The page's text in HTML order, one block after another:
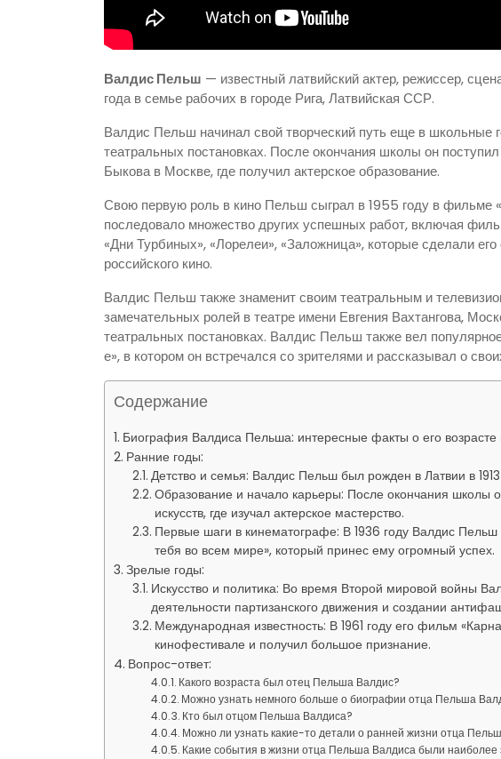
Валдис Пельш — известный латвийский актер, режиссер,
года в семье рабочих в городе Рига, Латвийская ССР.
Валдис Пельш начинал свой творческий путь еще в школьные
театральных постановках. После окончания школы он
Быкова в Москве, где получил актерское образование.
Свою первую роль в кино Пельш сыграл в 1955 году в
последовало множество других успешных работ, включая
«Дни Турбиных», «Лорелеи», «Заложница», которые сделали
российского кино.
Валдис Пельш также знаменит своим театральным и
замечательных ролей в театре имени Евгения Вахтангова,
театральных постановках. Валдис Пельш также вел
е», в котором он встречался со зрителями и рассказывал о
Содержание
Биография Валдиса Пельша: интересные факты о его возрасте
Ранние годы:
Детство и семья: Валдис Пельш был рожден в Латвии в
Образование и начало карьеры: После окончания школы
искусств, где изучал актерское мастерство.
Первые шаги в кинематографе: В 1936 году Валдис
тебя во всем мире», который принес ему огромный успех.
Зрелые годы:
Искусство и политика: Во время Второй мировой войны
деятельности партизанского движения и создании
Международная известность: В 1961 году его фильм
кинофестивале и получил большое признание.
Вопрос-ответ:
Какого возраста был отец Пельша Валдис?
Можно узнать немного больше о биографии отца Пельша
Кто был отцом Пельша Валдиса?
Можно ли узнать какие-то детали о ранней жизни отца
Какие события в жизни отца Пельша Валдиса были